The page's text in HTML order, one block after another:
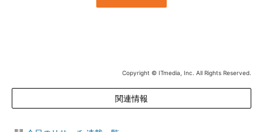
Copyright © ITmedia, Inc. All Rights Reserved.
関連情報